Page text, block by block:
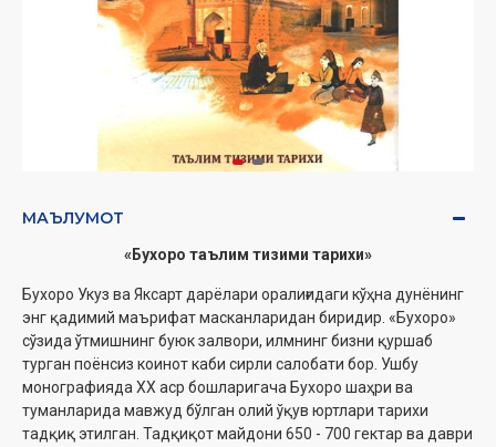
МАЪЛУМОТ
«Бухоро таълим тизими тарихи»
Бухоро Укуз ва Яксарт дарёлари оралиғидаги кўҳна дунёнинг
энг қадимий маърифат масканларидан биридир. «Бухоро»
сўзида ўтмишнинг буюк залвори, илмнинг бизни қуршаб
турган поёнсиз коинот каби сирли салобати бор. Ушбу
монографияда XX аср бошларигача Бухоро шаҳри ва
туманларида мавжуд бўлган олий ўқув юртлари тарихи
тадқиқ этилган. Тадқиқот майдони 650 - 700 гектар ва даври